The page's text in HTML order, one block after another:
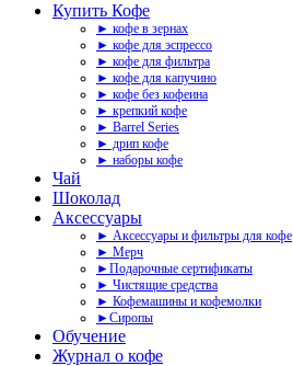
Купить Кофе
► кофе в зернах
► кофе для эспрессо
► кофе для фильтра
► кофе для капучино
► кофе без кофеина
► крепкий кофе
► Barrel Series
► дрип кофе
► наборы кофе
Чай
Шоколад
Аксессуары
► Аксессуары и фильтры для кофе
► Мерч
►Подарочные сертификаты
► Чистящие средства
► Кофемашины и кофемолки
►Сиропы
Обучение
Журнал о кофе